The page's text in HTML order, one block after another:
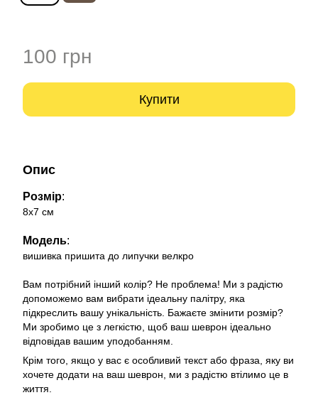
100 грн
Купити
Опис
Розмір:
8х7 см
Модель:
вишивка пришита до липучки велкро
Вам потрібний інший колір? Не проблема! Ми з радістю
допоможемо вам вибрати ідеальну палітру, яка
підкреслить вашу унікальність. Бажаєте змінити розмір?
Ми зробимо це з легкістю, щоб ваш шеврон ідеально
відповідав вашим уподобанням.
Крім того, якщо у вас є особливий текст або фраза, яку ви
хочете додати на ваш шеврон, ми з радістю втілимо це в
життя.